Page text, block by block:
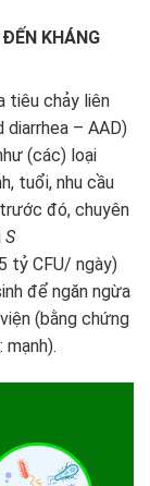
KHÁNG
tiêu chảy liên
– AAD)
(các) loại
tuổi, nhu cầu
đó, chuyên
S
tỷ CFU/ ngày)
để ngăn ngừa
(bằng chứng